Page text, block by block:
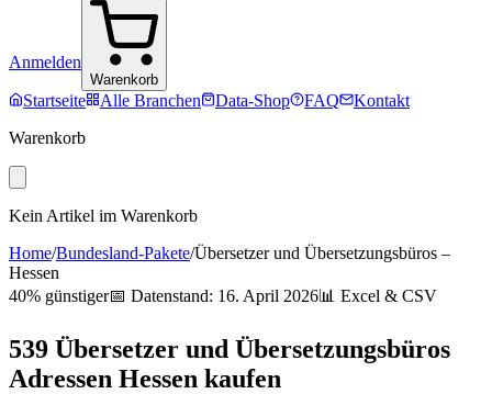
Anmelden
Warenkorb
Startseite Alle Branchen Data-Shop FAQ
Kontakt
Warenkorb
Kein Artikel im Warenkorb
Home/Bundesland-Pakete/Übersetzer und Übersetzungsbüros –
Hessen
40% günstiger📅 Datenstand: 16. April 2026📊 Excel & CSV
539 Übersetzer und Übersetzungsbüros
Adressen Hessen kaufen